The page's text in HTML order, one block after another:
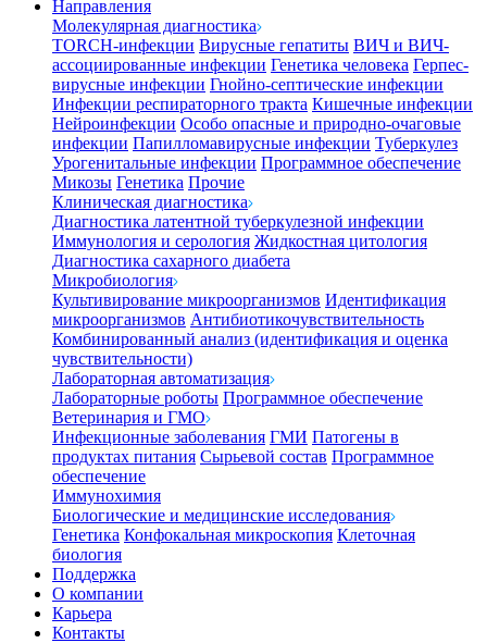
Направления
Молекулярная диагностика
TORCH-инфекции Вирусные гепатиты ВИЧ и ВИЧ-
ассоциированные инфекции Генетика человека Герпес-
вирусные инфекции Гнойно-септические инфекции
Инфекции респираторного тракта Кишечные инфекции
Нейроинфекции Особо опасные и природно-очаговые
инфекции Папилломавирусные инфекции Туберкулез
Урогенитальные инфекции Программное обеспечение
Микозы Генетика Прочие
Клиническая диагностика
Диагностика латентной туберкулезной инфекции
Иммунология и серология Жидкостная цитология
Диагностика сахарного диабета
Микробиология
Культивирование микроорганизмов Идентификация
микроорганизмов Антибиотикочувствительность
Комбинированный анализ (идентификация и оценка
чувствительности)
Лабораторная автоматизация
Лабораторные роботы Программное обеспечение
Ветеринария и ГМО
Инфекционные заболевания ГМИ Патогены в
продуктах питания Сырьевой состав Программное
обеспечение
Иммунохимия
Биологические и медицинские исследования
Генетика Конфокальная микроскопия Клеточная
биология
Поддержка
О компании
Карьера
Контакты